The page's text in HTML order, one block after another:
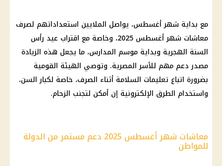
مع بداية شهر أغسطس، يواصل الملايين استعداداتهم لصرف
معاشات شهر أغسطس 2025
، وخاصة مع اقتراب عيد رأس
السنة الهجرية وبداية موسم المدارس، ما يجعل هذه الزيادة
مصدر دعم مهم للأسر المصرية. وتوصي الهيئة القومية
بضرورة اتباع تعليمات السلامة أثناء الصرف، خاصة لكبار السن،
واستخدام الطرق الإلكترونية إن أمكن لتجنب الزحام.
معاشات شهر أغسطس 2025 دعم مستمر من الدولة
للمواطن